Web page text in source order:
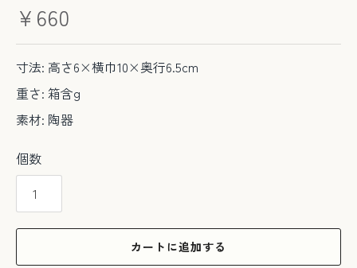
¥660
寸法: 高さ6×横巾10×奥行6.5cm
重さ: 箱含g
素材: 陶器
個数
カートに追加する